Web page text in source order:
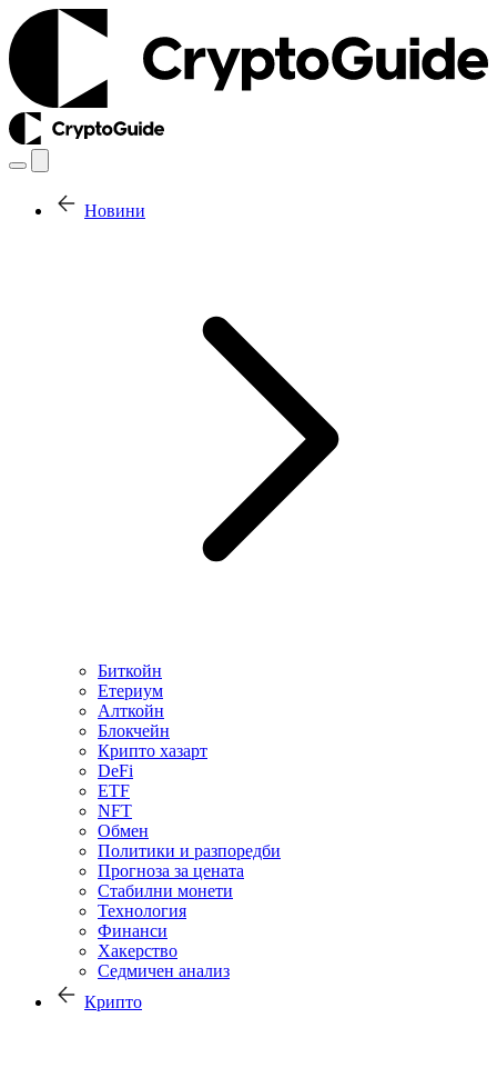
Новини
Биткойн
Етериум
Алткойн
Блокчейн
Крипто хазарт
DeFi
ETF
NFT
Обмен
Политики и разпоредби
Прогноза за цената
Стабилни монети
Технология
Финанси
Хакерство
Седмичен анализ
Крипто